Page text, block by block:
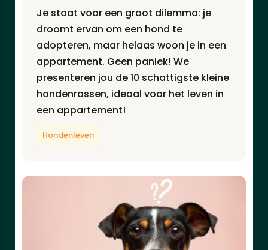
Je staat voor een groot dilemma: je
droomt ervan om een hond te
adopteren, maar helaas woon je in een
appartement. Geen paniek! We
presenteren jou de 10 schattigste kleine
hondenrassen, ideaal voor het leven in
een appartement!
Hondenleven